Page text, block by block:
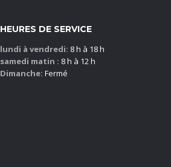
HEURES DE SERVICE
lundi à vendredi: 8 h à 18 h
samedi matin : 8 h à 12 h
Dimanche: Fermé